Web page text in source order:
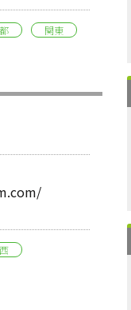
関東